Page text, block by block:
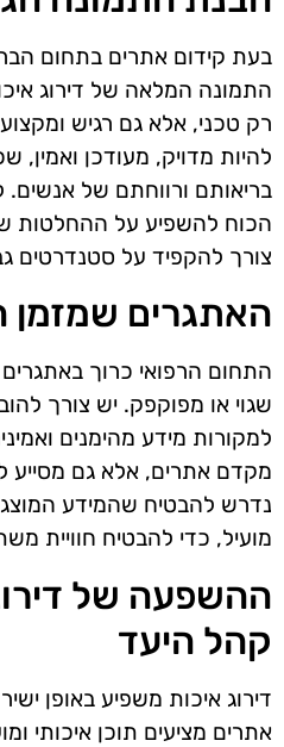
בעת קידום אתרים בתחום
התמונה המלאה של דירוג
רק טכני, אלא גם רגיש
להיות מדויק, מעודכן ואמין,
בריאותם ורווחתם של
הכוח להשפיע על ההחלטות
צורך להקפיד על סטנדרטים
האתגרים שמזמן
התחום הרפואי כרוך
שגוי או מפוקפק. יש צורך
למקורות מידע מהימנים
מקדם אתרים, אלא גם מסייע
נדרש להבטיח שהמידע המוצג
מועיל, כדי להבטיח חוויית
ההשפעה של
קהל היעד
דירוג איכות משפיע באופן
אתרים מציעים תוכן איכותי